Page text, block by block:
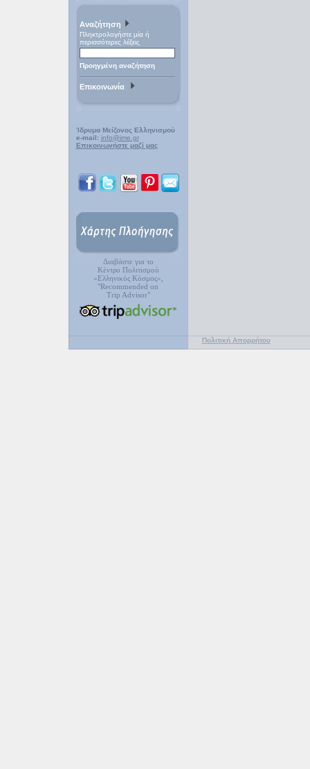
Αναζήτηση
Πληκτρολογήστε μία ή
περισσότερες λέξεις
Προηγμένη αναζήτηση
Επικοινωνία
Ίδρυμα Μείζονος Ελληνισμού
e-mail: info@ime.gr
Επικοινωνήστε μαζί μας
Διαβάστε για το
Κέντρο Πολιτισμού
«Ελληνικός Κόσμος»,
"Recommended on
Trip Advisor"
Πολιτική Απορρήτου